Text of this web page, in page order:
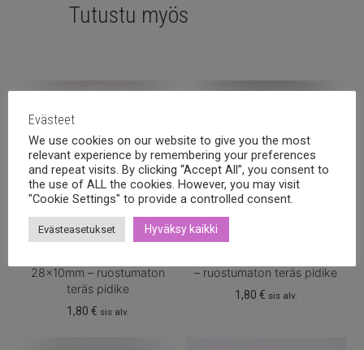
Tutustu myös
28x10mm – ruostumaton
teräs pidike
1,80€ sis alv.
– ruostumaton teräs pidike
1,80 € sis alv.
Evästeet
We use cookies on our website to give you the most
relevant experience by remembering your preferences
and repeat visits. By clicking “Accept All”, you consent to
the use of ALL the cookies. However, you may visit
"Cookie Settings" to provide a controlled consent.
Evästeasetukset Hyväksy kaikki